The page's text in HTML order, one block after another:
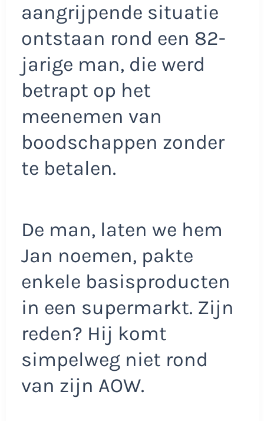
aangrijpende situatie
ontstaan rond een 82-
jarige man, die werd
betrapt op het
meenemen van
boodschappen zonder
te betalen.
De man, laten we hem
Jan noemen, pakte
enkele basisproducten
in een supermarkt. Zijn
reden? Hij komt
simpelweg niet rond
van zijn AOW.